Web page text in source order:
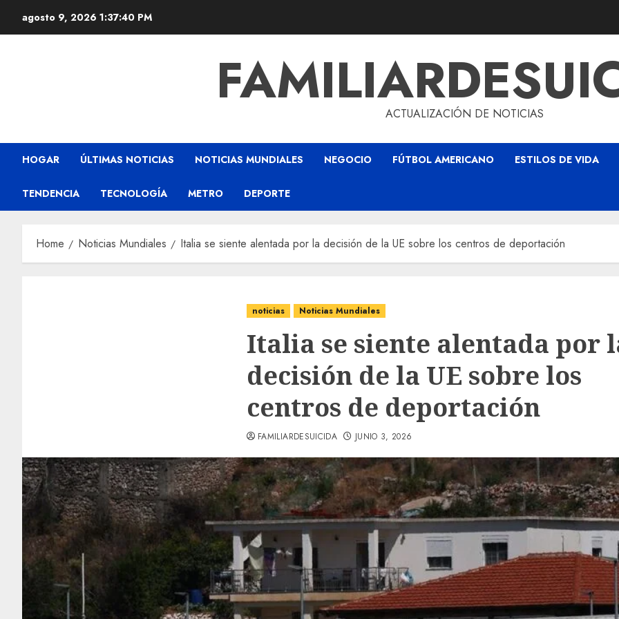
agosto 9, 2026 1:37:41 PM
ACTUALIZACIÓN DE NOTICIAS
HOGAR ÚLTIMAS NOTICIAS NOTICIAS MUNDIALES NEGOCIO FÚTBOL AMERICANO ESTILOS DE VIDA
TENDENCIA TECNOLOGÍA METRO DEPORTE
Home Noticias Mundiales Italia se siente alentada por la decisión de la UE sobre los centros de deportación
noticias Noticias Mundiales
Italia se siente alentada por
decisión de la UE sobre los
centros de deportación
FAMILIARDESUICIDA JUNIO 3, 2026